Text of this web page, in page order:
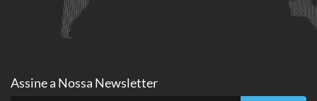
Assine a Nossa Newsletter